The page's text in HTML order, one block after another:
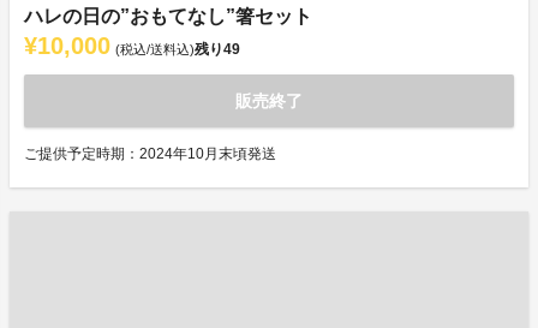
ハレの日の”おもてなし”箸セット
¥10,000 (税込/送料込)残り49
販売終了
ご提供予定時期：2024年10月末頃発送